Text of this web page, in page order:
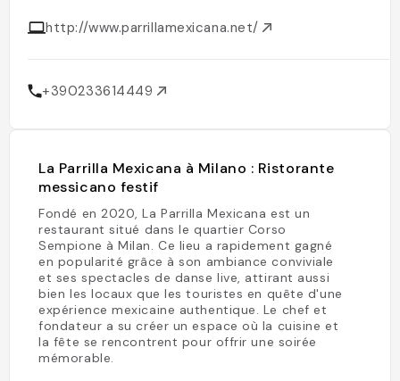
http://www.parrillamexicana.net/
+390233614449
La Parrilla Mexicana à Milano : Ristorante
messicano festif
Fondé en 2020, La Parrilla Mexicana est un
restaurant situé dans le quartier Corso
Sempione à Milan. Ce lieu a rapidement gagné
en popularité grâce à son ambiance conviviale
et ses spectacles de danse live, attirant aussi
bien les locaux que les touristes en quête d'une
expérience mexicaine authentique. Le chef et
fondateur a su créer un espace où la cuisine et
la fête se rencontrent pour offrir une soirée
mémorable.